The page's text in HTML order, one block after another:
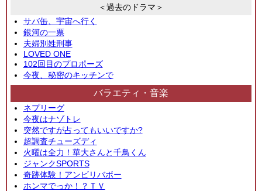
＜過去のドラマ＞
サバ缶、宇宙へ行く
銀河の一票
夫婦別姓刑事
LOVED ONE
102回目のプロポーズ
今夜、秘密のキッチンで
バラエティ・音楽
ネプリーグ
今夜はナゾトレ
突然ですが占ってもいいですか?
超調査チューズディ
火曜は全力！華大さんと千鳥くん
ジャンクSPORTS
奇跡体験！アンビリバボー
ホンマでっか！？ＴＶ